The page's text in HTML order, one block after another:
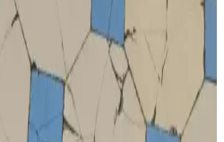
Erkek Çocuk
ve Performansı
hafifliği ve şık
spor aktiviteleri için ideal. Dayanıklı
güvenli ve rahat hareket